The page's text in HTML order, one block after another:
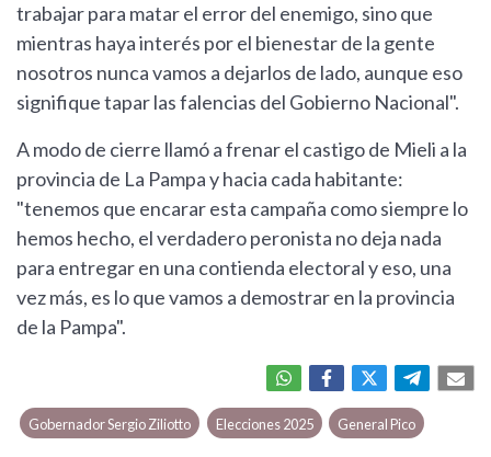
trabajar para matar el error del enemigo, sino que
mientras haya interés por el bienestar de la gente
nosotros nunca vamos a dejarlos de lado, aunque eso
signifique tapar las falencias del Gobierno Nacional".
A modo de cierre llamó a frenar el castigo de Mieli a la
provincia de La Pampa y hacia cada habitante:
"tenemos que encarar esta campaña como siempre lo
hemos hecho, el verdadero peronista no deja nada
para entregar en una contienda electoral y eso, una
vez más, es lo que vamos a demostrar en la provincia
de la Pampa".
Gobernador Sergio Ziliotto Elecciones 2025 General Pico